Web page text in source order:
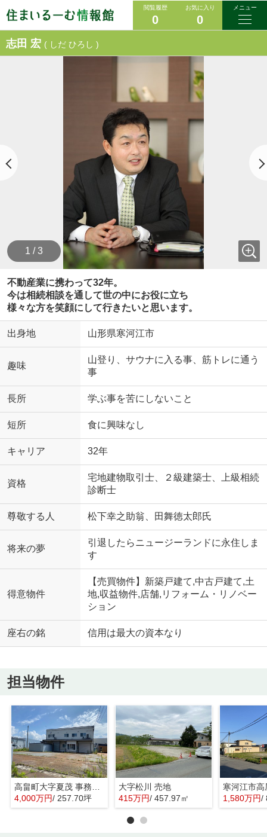
閲覧履歴
0
お気に入り
0
メニュー
志田 宏 ( しだ ひろし )
1 / 3
不動産業に携わって32年。
今は相続相談を通して世の中にお役に立ち
様々な方を笑顔にして行きたいと思います。
出身地 山形県寒河江市
趣味
山登り、サウナに入る事、筋トレに通う
事
長所 学ぶ事を苦にしないこと
短所 食に興味なし
キャリア 32年
資格
宅地建物取引士、２級建築士、上級相続
診断士
尊敬する人 松下幸之助翁、田舞徳太郎氏
将来の夢
引退したらニュージーランドに永住しま
す
得意物件
【売買物件】新築戸建て,中古戸建て,土
地,収益物件,店舗,リフォーム・リノベー
ション
座右の銘 信用は最大の資本なり
担当物件
4,000万円/ 257.70坪
大字松川 売地
415万円/ 457.97㎡ 1,580万円/